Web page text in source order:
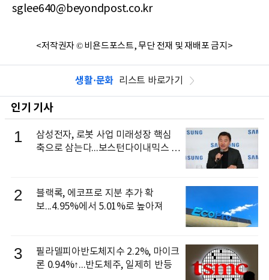
sglee640@beyondpost.co.kr
<저작권자 © 비욘드포스트, 무단 전재 및 재배포 금지>
생활·문화 리스트 바로가기
인기 기사
1
삼성전자, 로봇 사업 미래성장 핵심
축으로 삼는다...보스턴다이내믹스 출
2
블랙록, 에코프로 지분 추가 확
보...4.95%에서 5.01%로 높아져
3
필라델피아반도체지수 2.2%, 마이크
론 0.94%↑...반도체주, 일제히 반등